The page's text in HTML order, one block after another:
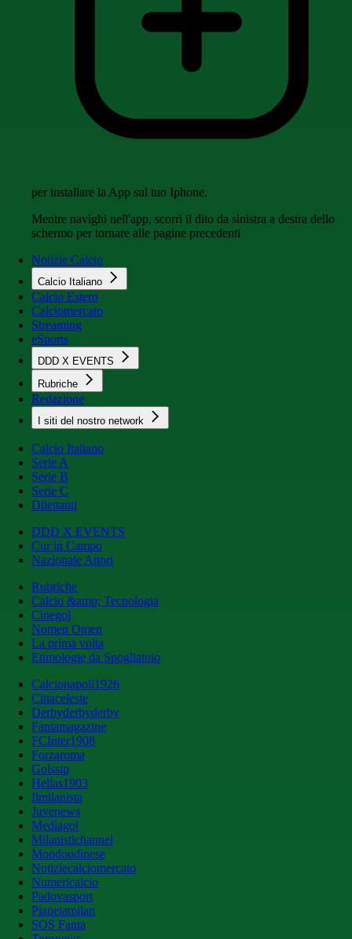
per installare la App sul tuo Iphone.
Mentre navighi nell'app, scorri il dito da sinistra a destra dello
schermo per tornare alle pagine precedenti
Notizie Calcio
Calcio Italiano
Calcio Estero
Calciomercato
Streaming
eSports
DDD X EVENTS
Rubriche
Redazione
I siti del nostro network
Calcio Italiano
Serie A
Serie B
Serie C
Dilettanti
DDD X EVENTS
Cur in Campo
Nazionale Attori
Rubriche
Calcio &amp; Tecnologia
Cinegol
Nomen Omen
La prima volta
Etimologie da Spogliatoio
Calcionapoli1926
Cittaceleste
Derbyderbyderby
Fantamagazine
FCInter1908
Forzaroma
Golssip
Hellas1903
Ilmilanista
Juvenews
Mediagol
Milanistichannel
Mondoudinese
Notiziecalciomercato
Numericalcio
Padovasport
Pianetamilan
SOS Fanta